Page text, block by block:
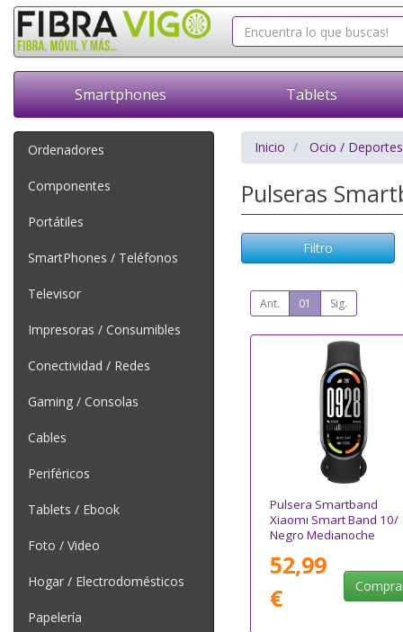
Smartphones Tablets
Ordenadores
Componentes
Portátiles
SmartPhones / Teléfonos
Televisor
Impresoras / Consumibles
Conectividad / Redes
Gaming / Consolas
Cables
Periféricos
Tablets / Ebook
Foto / Video
Hogar / Electrodomésticos
Papelería
Inicio Ocio /
Pulseras
Filtro
Ant. 01 Sig.
Pulsera Smartband
Xiaomi Smart Band 10/
Negro Medianoche
52,99
€